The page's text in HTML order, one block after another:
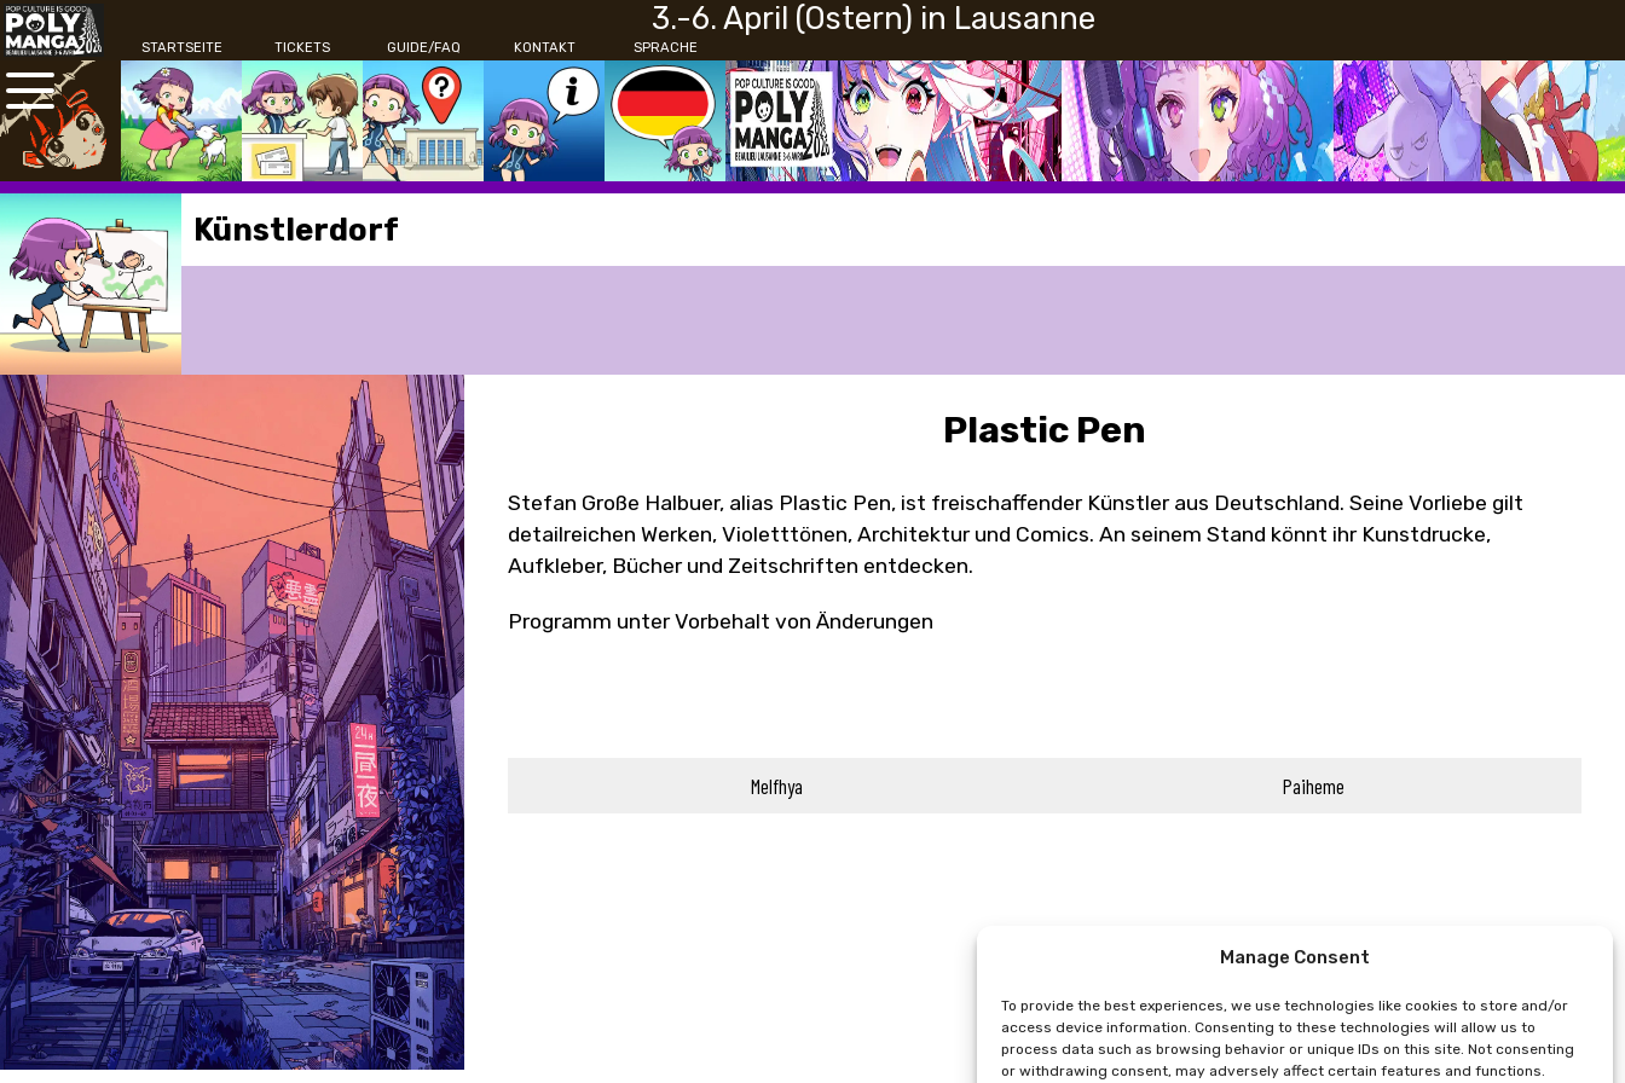
Manage Consent
To provide the best experiences, we use technologies like cookies to store and/or
access device information. Consenting to these technologies will allow us to
process data such as browsing behavior or unique IDs on this site. Not consenting
or withdrawing consent, may adversely affect certain features and functions.
3.-6. April (Ostern) in Lausanne
SPRACHE
STARTSEITE TICKETS GUIDE/FAQ KONTAKT
Künstlerdorf
Plastic Pen
Stefan Große Halbuer, alias Plastic Pen, ist freischaffender Künstler aus Deutschland. Seine Vorliebe gilt
detailreichen Werken, Violetttönen, Architektur und Comics. An seinem Stand könnt ihr Kunstdrucke,
Aufkleber, Bücher und Zeitschriften entdecken.
Programm unter Vorbehalt von Änderungen
Melfhya Paiheme